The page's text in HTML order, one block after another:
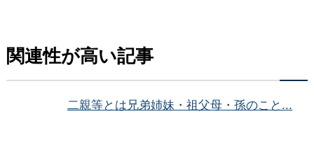
関連性が高い記事
二親等とは兄弟姉妹・祖父母・孫のこと...